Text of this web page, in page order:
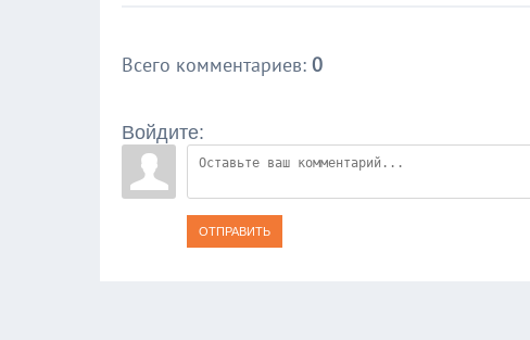
Всего комментариев: 0
Войдите:
ОТПРАВИТЬ